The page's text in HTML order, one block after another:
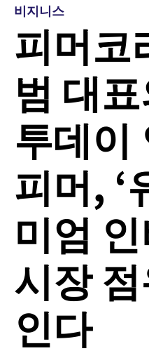
비지니스
피머코
범 대
투데이
피머, ‘
미엄
시장
인다